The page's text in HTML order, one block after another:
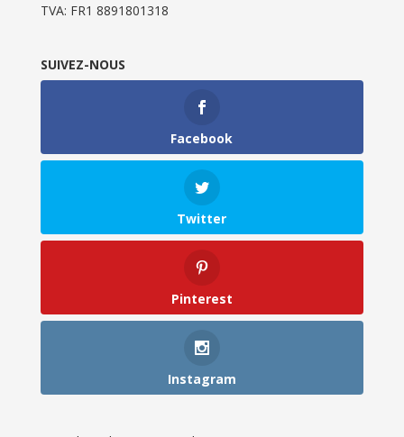
TVA: FR1 8891801318
SUIVEZ-NOUS
Facebook
Twitter
Pinterest
Instagram